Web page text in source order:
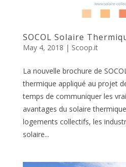
SOCOL Solaire
May 4, 2018 | Scoop.it
La nouvelle brochure de
thermique appliqué au projet
temps de communiquer les
avantages du solaire
logements collectifs, les
solaire...